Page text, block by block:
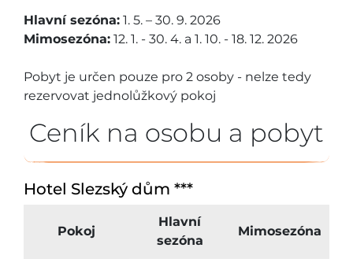
Hlavní sezóna: 1. 5. – 30. 9. 2026
Mimosezóna: 12. 1. - 30. 4. a 1. 10. - 18. 12. 2026
Pobyt je určen pouze pro 2 osoby - nelze tedy
rezervovat jednolůžkový pokoj
Ceník na osobu a pobyt
Hotel Slezský dům ***
Pokoj
Hlavní
sezóna
Mimosezóna